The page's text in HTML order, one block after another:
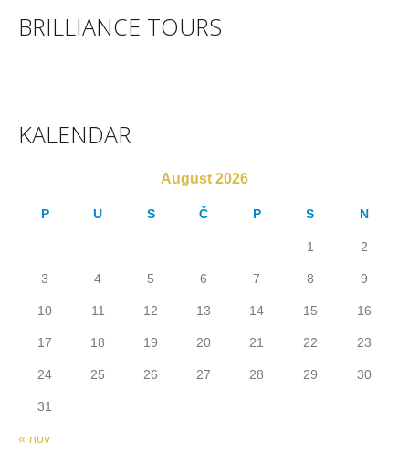
BRILLIANCE TOURS
KALENDAR
August 2026
P U S Č P S N
« nov
1 2
3 4 5 6 7 8 9
10 11 12 13 14 15 16
17 18 19 20 21 22 23
24 25 26 27 28 29 30
31